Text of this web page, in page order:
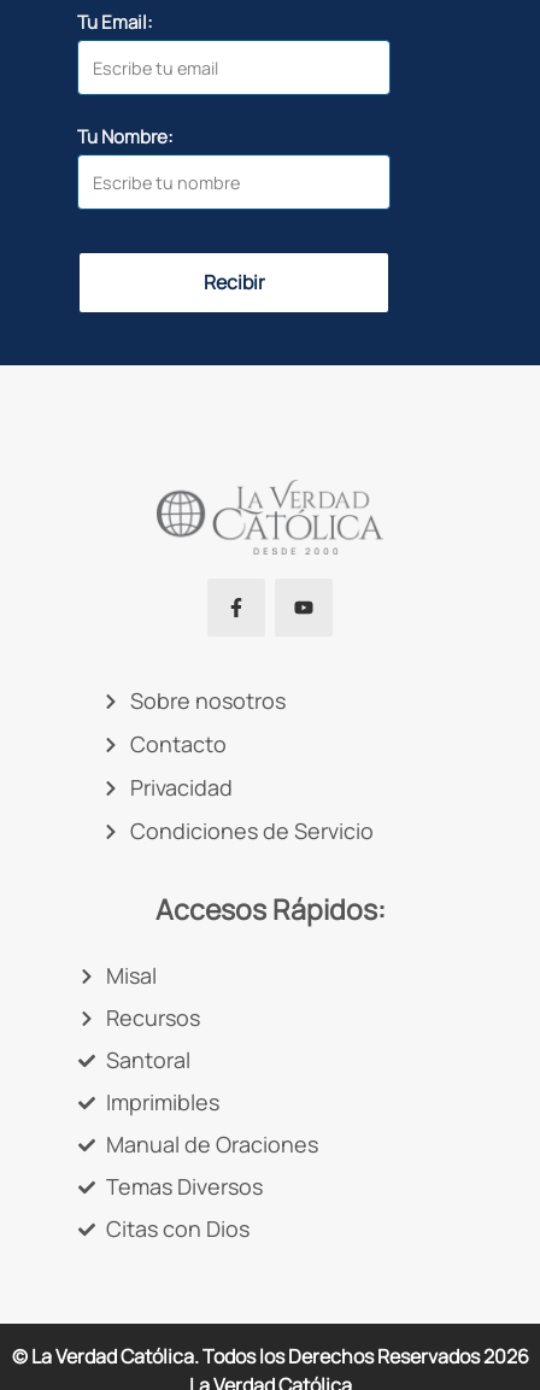
Tu Email:
Tu Nombre:
Recibir
Sobre nosotros
Contacto
Privacidad
Condiciones de Servicio
Accesos Rápidos:
Misal
Recursos
Santoral
Imprimibles
Manual de Oraciones
Temas Diversos
Citas con Dios
© La Verdad Católica. Todos los Derechos Reservados2026